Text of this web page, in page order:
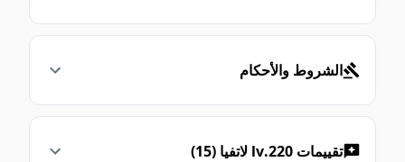
الشروط والأحكام
تقييمات 220.lv لاتفيا (15)